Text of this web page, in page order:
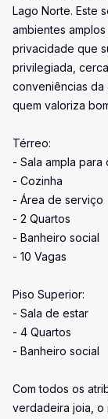
Lago Norte. Este
ambientes
privacidade que
privilegiada,
conveniências
quem valoriza
Térreo:
- Sala ampla para
- Cozinha
- Área de serviço
- 2 Quartos
- Banheiro social
- 10 Vagas
Piso Superior:
- Sala de estar
- 4 Quartos
- Banheiro social
Com todos os
verdadeira joia, o